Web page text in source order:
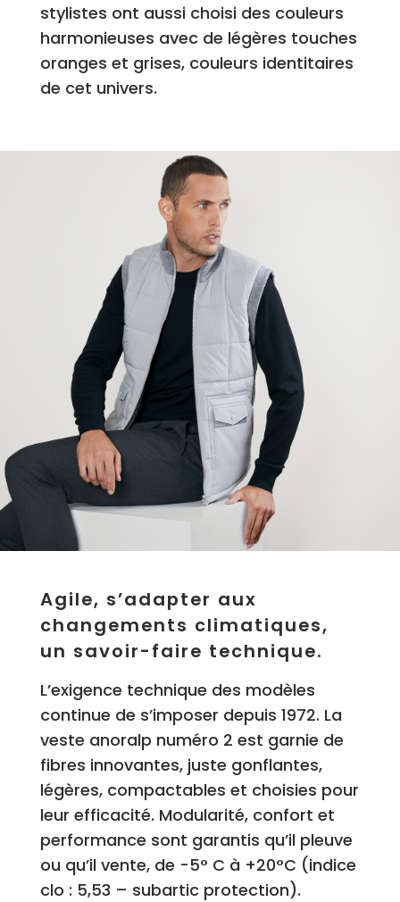
stylistes ont aussi choisi des couleurs
harmonieuses avec de légères touches
oranges et grises, couleurs identitaires
de cet univers.
Agile, s’adapter aux
changements climatiques,
un savoir-faire technique.
L’exigence technique des modèles
continue de s’imposer depuis 1972. La
veste anoralp numéro 2 est garnie de
fibres innovantes, juste gonflantes,
légères, compactables et choisies pour
leur efficacité. Modularité, confort et
performance sont garantis qu’il pleuve
ou qu’il vente, de -5° C à +20°C (indice
clo : 5,53 – subartic protection).